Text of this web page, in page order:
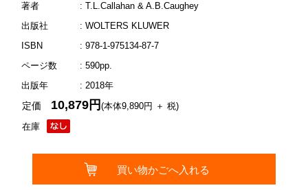
著者
: T.L.Callahan & A.B.Caughey
出版社
: WOLTERS KLUWER
ISBN
: 978-1-975134-87-7
ページ数
: 590pp.
出版年
: 2018年
在庫
定価 10,879円(本体9,890円 ＋ 税)